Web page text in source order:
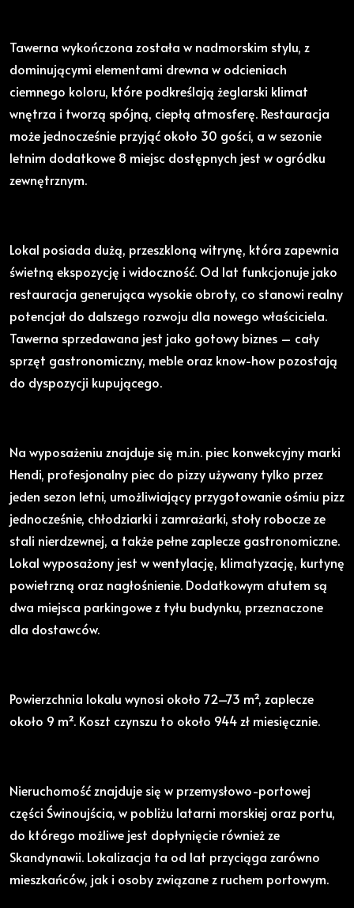
Tawerna wykończona została w nadmorskim stylu, z
dominującymi elementami drewna w odcieniach
ciemnego koloru, które podkreślają żeglarski klimat
wnętrza i tworzą spójną, ciepłą atmosferę. Restauracja
może jednocześnie przyjąć około 30 gości, a w sezonie
letnim dodatkowe 8 miejsc dostępnych jest w ogródku
zewnętrznym.
Lokal posiada dużą, przeszkloną witrynę, która zapewnia
świetną ekspozycję i widoczność. Od lat funkcjonuje jako
restauracja generująca wysokie obroty, co stanowi realny
potencjał do dalszego rozwoju dla nowego właściciela.
Tawerna sprzedawana jest jako gotowy biznes – cały
sprzęt gastronomiczny, meble oraz know-how pozostają
do dyspozycji kupującego.
Na wyposażeniu znajduje się m.in. piec konwekcyjny marki
Hendi, profesjonalny piec do pizzy używany tylko przez
jeden sezon letni, umożliwiający przygotowanie ośmiu pizz
jednocześnie, chłodziarki i zamrażarki, stoły robocze ze
stali nierdzewnej, a także pełne zaplecze gastronomiczne.
Lokal wyposażony jest w wentylację, klimatyzację, kurtynę
powietrzną oraz nagłośnienie. Dodatkowym atutem są
dwa miejsca parkingowe z tyłu budynku, przeznaczone
dla dostawców.
Powierzchnia lokalu wynosi około 72–73 m², zaplecze
około 9 m². Koszt czynszu to około 944 zł miesięcznie.
Nieruchomość znajduje się w przemysłowo-portowej
części Świnoujścia, w pobliżu latarni morskiej oraz portu,
do którego możliwe jest dopłynięcie również ze
Skandynawii. Lokalizacja ta od lat przyciąga zarówno
mieszkańców, jak i osoby związane z ruchem portowym.